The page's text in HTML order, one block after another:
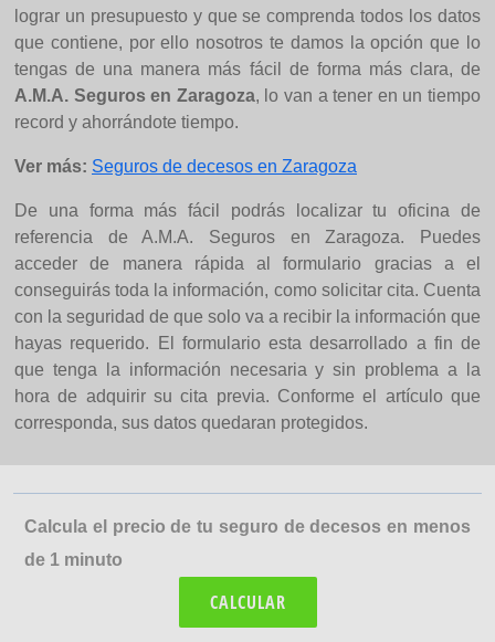
lograr un presupuesto y que se comprenda todos los datos
que contiene, por ello nosotros te damos la opción que lo
tengas de una manera más fácil de forma más clara, de
A.M.A. Seguros en Zaragoza, lo van a tener en un tiempo
record y ahorrándote tiempo.
Ver más: Seguros de decesos en Zaragoza
De una forma más fácil podrás localizar tu oficina de
referencia de A.M.A. Seguros en Zaragoza. Puedes
acceder de manera rápida al formulario gracias a el
conseguirás toda la información, como solicitar cita. Cuenta
con la seguridad de que solo va a recibir la información que
hayas requerido. El formulario esta desarrollado a fin de
que tenga la información necesaria y sin problema a la
hora de adquirir su cita previa. Conforme el artículo que
corresponda, sus datos quedaran protegidos.
Calcula el precio de tu seguro de decesos en menos
de 1 minuto
CALCULAR